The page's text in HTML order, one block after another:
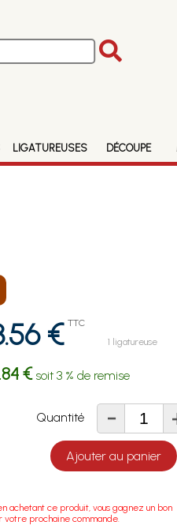
LIGATUREUSES DÉCOUPE
€ TTC
1 ligatureuse
€soit3 % de remise
Quantité -
Ajouter au panier
achetant ce produit, vous gagnez un bon
votre prochaine commande.